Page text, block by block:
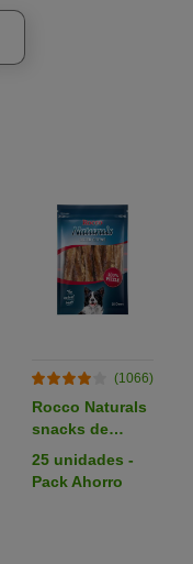
(1066)
Rocco Naturals
snacks de
nervio de buey
para perros
25 unidades -
Pack Ahorro